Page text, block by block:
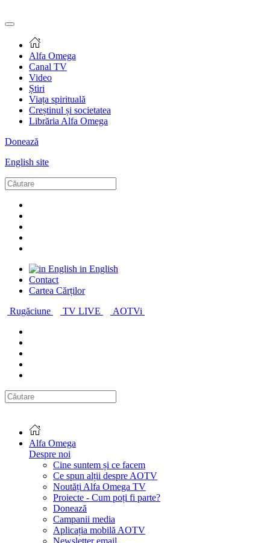
Alfa Omega
Canal TV
Video
Știri
Viața spirituală
Creștinul și societatea
Librăria Alfa Omega
Donează
English site
in English
Contact
Cartea Cărților
Rugăciune
TV LIVE AOTVi
Alfa Omega
Despre noi
Cine suntem și ce facem
Ce spun alții despre AOTV
Noutăți Alfa Omega TV
Proiecte - Cum poți fi parte?
Donează
Campanii media
Aplicația mobilă AOTV
Newsletter email